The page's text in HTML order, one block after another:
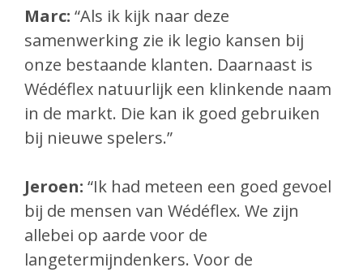
Marc: “Als ik kijk naar deze
samenwerking zie ik legio kansen bij
onze bestaande klanten. Daarnaast is
Wédéflex natuurlijk een klinkende naam
in de markt. Die kan ik goed gebruiken
bij nieuwe spelers.”
Jeroen: “Ik had meteen een goed gevoel
bij de mensen van Wédéflex. We zijn
allebei op aarde voor de
langetermijndenkers. Voor de